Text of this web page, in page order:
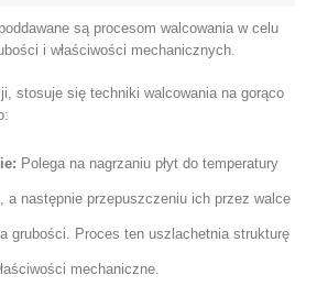
są procesom walcowania w celu
i właściwości mechanicznych.
stosuje się techniki walcowania na gorąco
Polega na nagrzaniu płyt do temperatury
a następnie przepuszczeniu ich przez walce
grubości. Proces ten uszlachetnia strukturę
mechaniczne.